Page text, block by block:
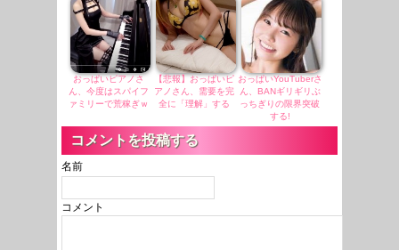
おっぱいピアノさ
ん、今度はスパイフ
ァミリーで荒稼ぎｗ
【悲報】おっぱいピ
アノさん、需要を完
全に「理解」する
おっぱいYouTuberさ
ん、BANギリギリぶ
っちぎりの限界突破
する!
コメントを投稿する
名前
コメント